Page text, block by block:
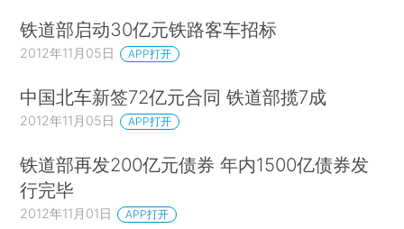
铁道部启动30亿元铁路客车招标
2012年11月05日 APP打开
中国北车新签72亿元合同 铁道部揽7成
2012年11月05日 APP打开
铁道部再发200亿元债券 年内1500亿债券发
行完毕
2012年11月01日 APP打开